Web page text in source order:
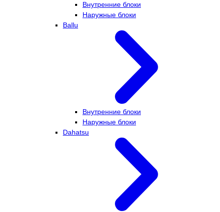
Внутренние блоки
Наружные блоки
Ballu
Внутренние блоки
Наружные блоки
Dahatsu